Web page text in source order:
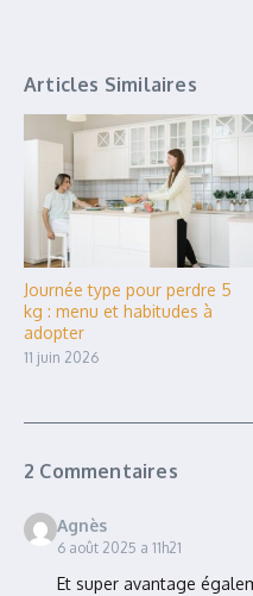
Articles Similaires
Journée type pour perdre 5
kg : menu et habitudes à
adopter
11 juin 2026
2 Commentaires
Agnès
6 août 2025 a 11h21
Et super avantage